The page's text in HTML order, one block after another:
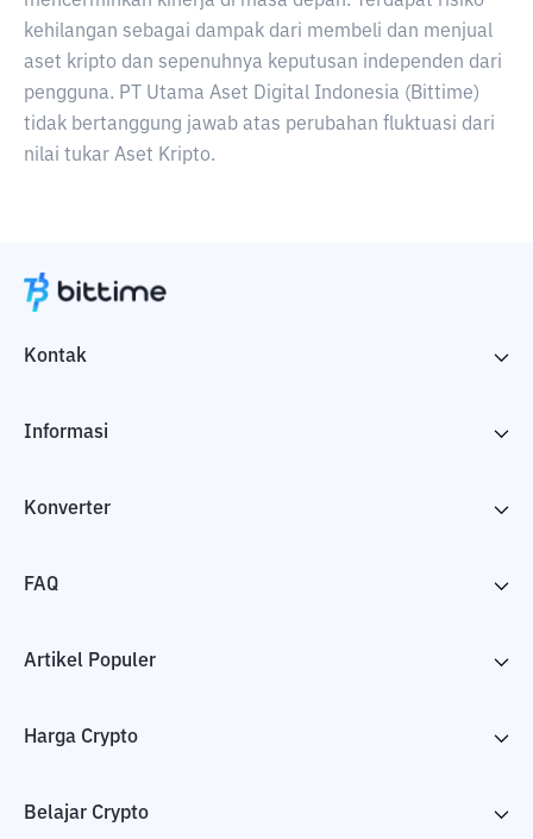
kehilangan sebagai dampak dari membeli dan menjual
aset kripto dan sepenuhnya keputusan independen dari
pengguna. PT Utama Aset Digital Indonesia (Bittime)
tidak bertanggung jawab atas perubahan fluktuasi dari
nilai tukar Aset Kripto.
Kontak
Informasi
Konverter
FAQ
Artikel Populer
Harga Crypto
Belajar Crypto